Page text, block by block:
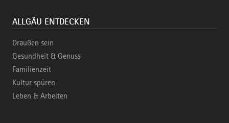
ALLGÄU ENTDECKEN
Draußen sein
Gesundheit & Genuss
Familienzeit
Kultur spüren
Leben & Arbeiten